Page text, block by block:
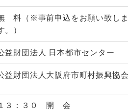
料（※事前申込をお願い致しま
。）
益財団法人 日本都市センター
益財団法人大阪府市町村振興協会
３：３０ 開 会